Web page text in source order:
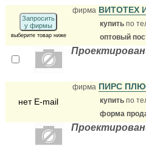
Запросить
у фирмы
выберите товар ниже
фирма ВИТОТЕХ
купить по
оптовый
нет E-mail
фирма ПИРС
купить по
форма